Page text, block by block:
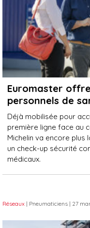
Euromaster
personnels de
Déjà mobilisée pour
première ligne face au
Michelin va encore plus
un check-up sécurité
médicaux.
Réseaux | Pneumaticiens | 27